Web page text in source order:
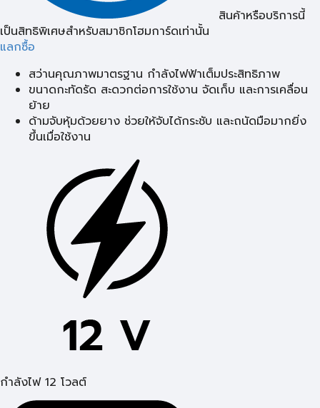
สินค้าหรือบริการนี้
เป็นสิทธิพิเศษสำหรับสมาชิกโฮมการ์ดเท่านั้น
แลกซื้อ
สว่านคุณภาพมาตรฐาน กำลังไฟฟ้าเต็มประสิทธิภาพ
ขนาดกะทัดรัด สะดวกต่อการใช้งาน จัดเก็บ และการเคลื่อน
ย้าย
ด้ามจับหุ้มด้วยยาง ช่วยให้จับได้กระชับ และถนัดมือมากยิ่ง
ขึ้นเมื่อใช้งาน
กำลังไฟ 12 โวลต์